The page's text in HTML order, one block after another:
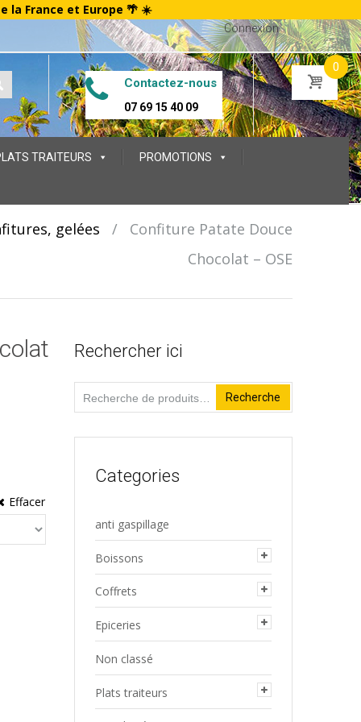
la France et Europe 🌴 ☀️
Connexion
Contactez-nous
07 69 15 40 09
0
TRAITEURS PROMOTIONS
gelées /
Confiture Patate Douce
Chocolat – OSE
Effacer
Rechercher ici
Recherche
pour :
Recherche
Categories
anti gaspillage
Boissons
Coffrets
Epiceries
Non classé
Plats traiteurs